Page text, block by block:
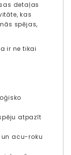
detaļas
kas
spējas,
ir ne tikai
atpazīt
acu-roku